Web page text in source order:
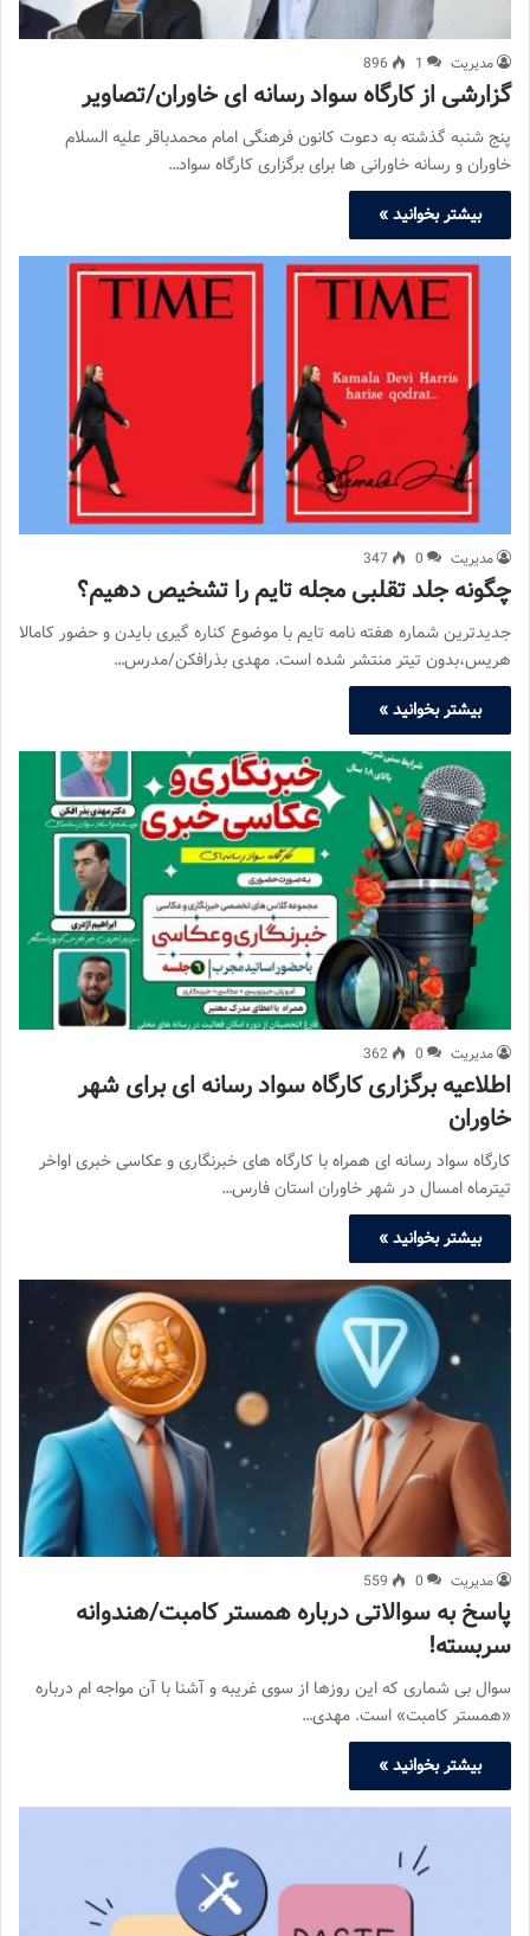
مدیریت 1
896
گزارشی از کارگاه سواد رسانه ای خاوران/تصاویر
پنج شنبه گذشته به دعوت کانون فرهنگی امام محمدباقر علیه السلام
خاوران و رسانه خاورانی ها برای برگزاری کارگاه سواد…
بیشتر بخوانید »
مدیریت 0
347
چگونه جلد تقلبی مجله تایم را تشخیص دهیم؟
جدیدترین شماره هفته نامه تایم با موضوع کناره گیری بایدن و حضور کامالا
هریس،بدون تیتر منتشر شده است. مهدی بذرافکن/مدرس…
بیشتر بخوانید »
مدیریت 0
362
اطلاعیه برگزاری کارگاه سواد رسانه ای برای شهر
خاوران
کارگاه سواد رسانه ای همراه با کارگاه های خبرنگاری و عکاسی خبری اواخر
تیترماه امسال در شهر خاوران استان فارس…
بیشتر بخوانید »
مدیریت 0
559
پاسخ به سوالاتی درباره همستر کامبت/هندوانه
سربسته!
سوال بی شماری که این روزها از سوی غریبه و آشنا با آن مواجه ام درباره
«همستر کامبت» است. مهدی…
بیشتر بخوانید »